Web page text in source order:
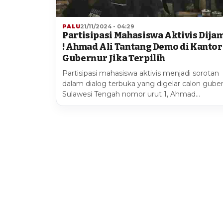
PALU21/11/2024 - 04:29
Partisipasi Mahasiswa Aktivis
! Ahmad Ali Tantang Demo di Kantor
Gubernur Jika Terpilih
Partisipasi mahasiswa aktivis menjadi sorotan
dalam dialog terbuka yang digelar calon
Sulawesi Tengah nomor urut 1, Ahmad…